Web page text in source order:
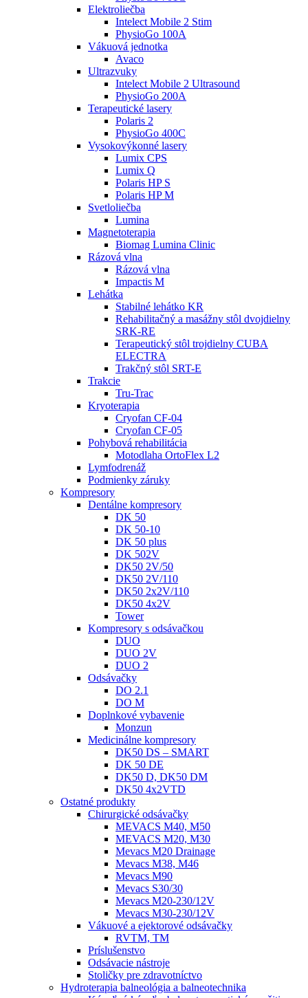
Elektroliečba
Intelect Mobile 2 Stim
PhysioGo 100A
Vákuová jednotka
Avaco
Ultrazvuky
Intelect Mobile 2 Ultrasound
PhysioGo 200A
Terapeutické lasery
Polaris 2
PhysioGo 400C
Vysokovýkonné lasery
Lumix CPS
Lumix Q
Polaris HP S
Polaris HP M
Svetloliečba
Lumina
Magnetoterapia
Biomag Lumina Clinic
Rázová vlna
Rázová vlna
Impactis M
Lehátka
Stabilné lehátko KR
Rehabilitačný a masážny stôl dvojdielny
SRK-RE
Terapeutický stôl trojdielny CUBA
ELECTRA
Trakčný stôl SRT-E
Trakcie
Tru-Trac
Kryoterapia
Cryofan CF-04
Cryofan CF-05
Pohybová rehabilitácia
Motodlaha OrtoFlex L2
Lymfodrenáž
Podmienky záruky
Kompresory
Dentálne kompresory
DK 50
DK 50-10
DK 50 plus
DK 502V
DK50 2V/50
DK50 2V/110
DK50 2x2V/110
DK50 4x2V
Tower
Kompresory s odsávačkou
DUO
DUO 2V
DUO 2
Odsávačky
DO 2.1
DO M
Doplnkové vybavenie
Monzun
Medicinálne kompresory
DK50 DS – SMART
DK 50 DE
DK50 D, DK50 DM
DK50 4x2VTD
Ostatné produkty
Chirurgické odsávačky
MEVACS M40, M50
MEVACS M20, M30
Mevacs M20 Drainage
Mevacs M38, M46
Mevacs M90
Mevacs S30/30
Mevacs M20-230/12V
Mevacs M30-230/12V
Vákuové a ejektorové odsávačky
RVTM, TM
Príslušenstvo
Odsávacie nástroje
Stoličky pre zdravotníctvo
Hydroterapia balneológia a balneotechnika